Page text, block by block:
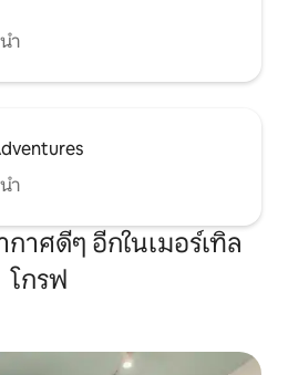
ำ
ำ
าศดีๆ อีกในเมอร์เทิล
โกรฟ